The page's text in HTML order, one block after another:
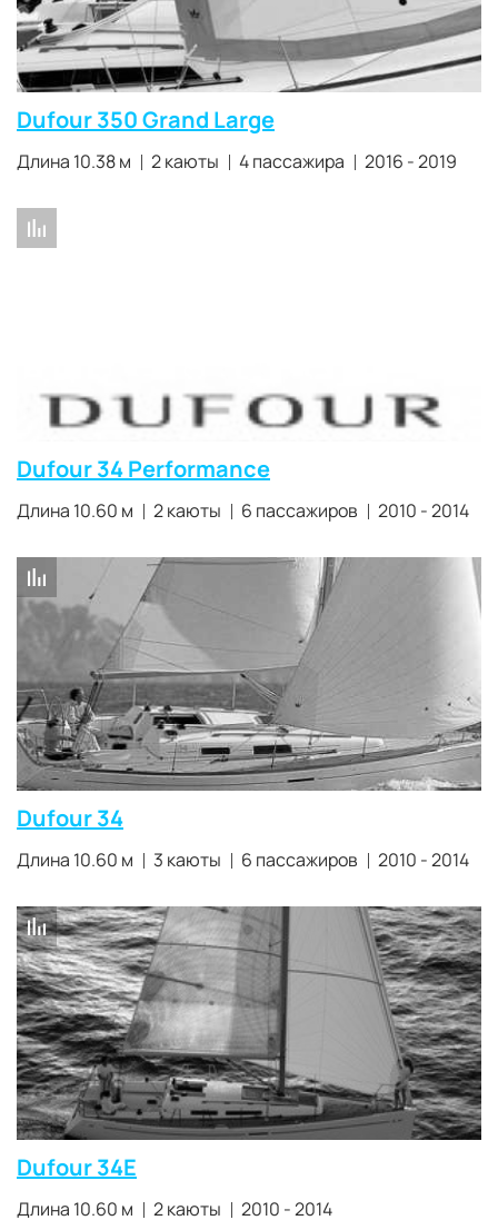
Dufour 350 Grand Large
Длина 10.38 м 2 каюты 4 пассажира 2016 - 2019
Dufour 34 Performance
Длина 10.60 м 2 каюты 6 пассажиров 2010 - 2014
Dufour 34
Длина 10.60 м 3 каюты 6 пассажиров 2010 - 2014
Dufour 34E
Длина 10.60 м 2 каюты 2010 - 2014